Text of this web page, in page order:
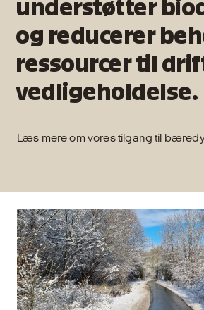
understøtter
og reducerer
ressourcer til
vedligeholdelse.
Læs mere om vores tilgang til